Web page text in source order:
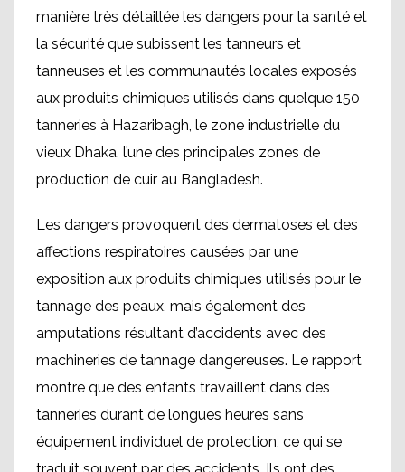
manière très détaillée les dangers pour la santé et
la sécurité que subissent les tanneurs et
tanneuses et les communautés locales exposés
aux produits chimiques utilisés dans quelque 150
tanneries à Hazaribagh, le zone industrielle du
vieux Dhaka, l’une des principales zones de
production de cuir au Bangladesh.
Les dangers provoquent des dermatoses et des
affections respiratoires causées par une
exposition aux produits chimiques utilisés pour le
tannage des peaux, mais également des
amputations résultant d’accidents avec des
machineries de tannage dangereuses. Le rapport
montre que des enfants travaillent dans des
tanneries durant de longues heures sans
équipement individuel de protection, ce qui se